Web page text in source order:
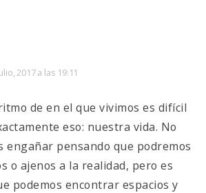
2017 a las 19:11
de en el que vivimos es difícil
eso: nuestra vida. No
engañar pensando que podremos
o ajenos a la realidad, pero es
podemos encontrar espacios y